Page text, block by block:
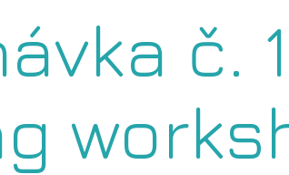
č.